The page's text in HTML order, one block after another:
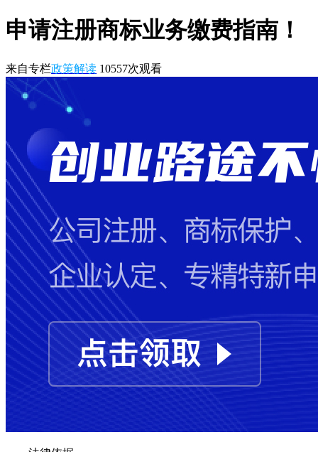
申请注册商标业务缴费指南！
来自专栏政策解读 10557次观看